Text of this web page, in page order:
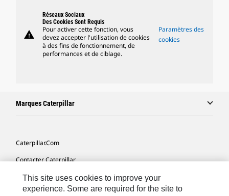
warning
Réseaux Sociaux
Des Cookies Sont Requis
Pour activer cette fonction, vous
devez accepter l'utilisation de cookies
à des fins de fonctionnement, de
performances et de ciblage.
Paramètres des
cookies
Marques Caterpillar
Caterpillar.com
Contacter Caterpillar
Mes Préférences Marketing
Plan Du Site
This site uses cookies to improve your
experience. Some are required for the site to